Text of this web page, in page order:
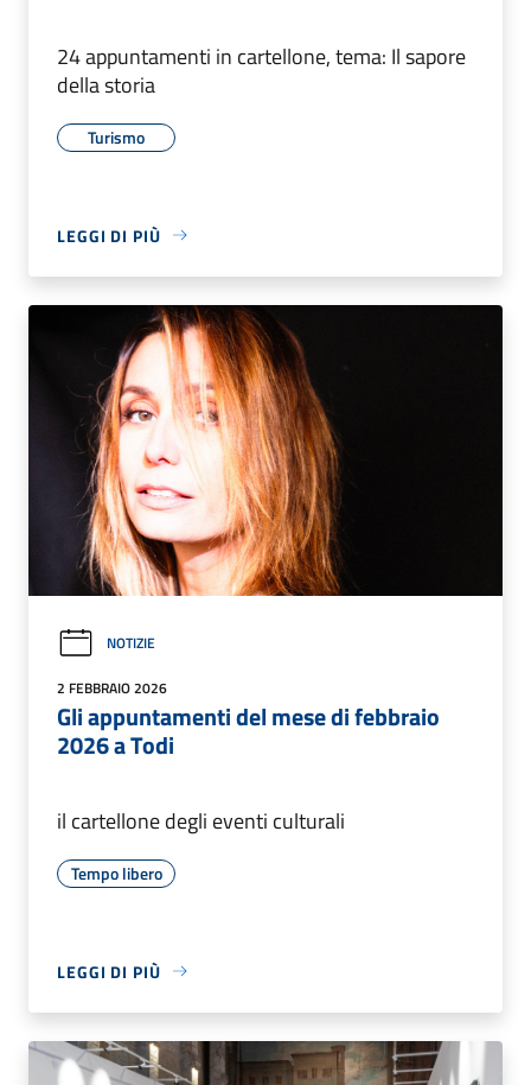
24 appuntamenti in cartellone, tema: Il sapore
della storia
Turismo
LEGGI DI PIÙ
NOTIZIE
2 FEBBRAIO 2026
Gli appuntamenti del mese di febbraio
2026 a Todi
il cartellone degli eventi culturali
Tempo libero
LEGGI DI PIÙ